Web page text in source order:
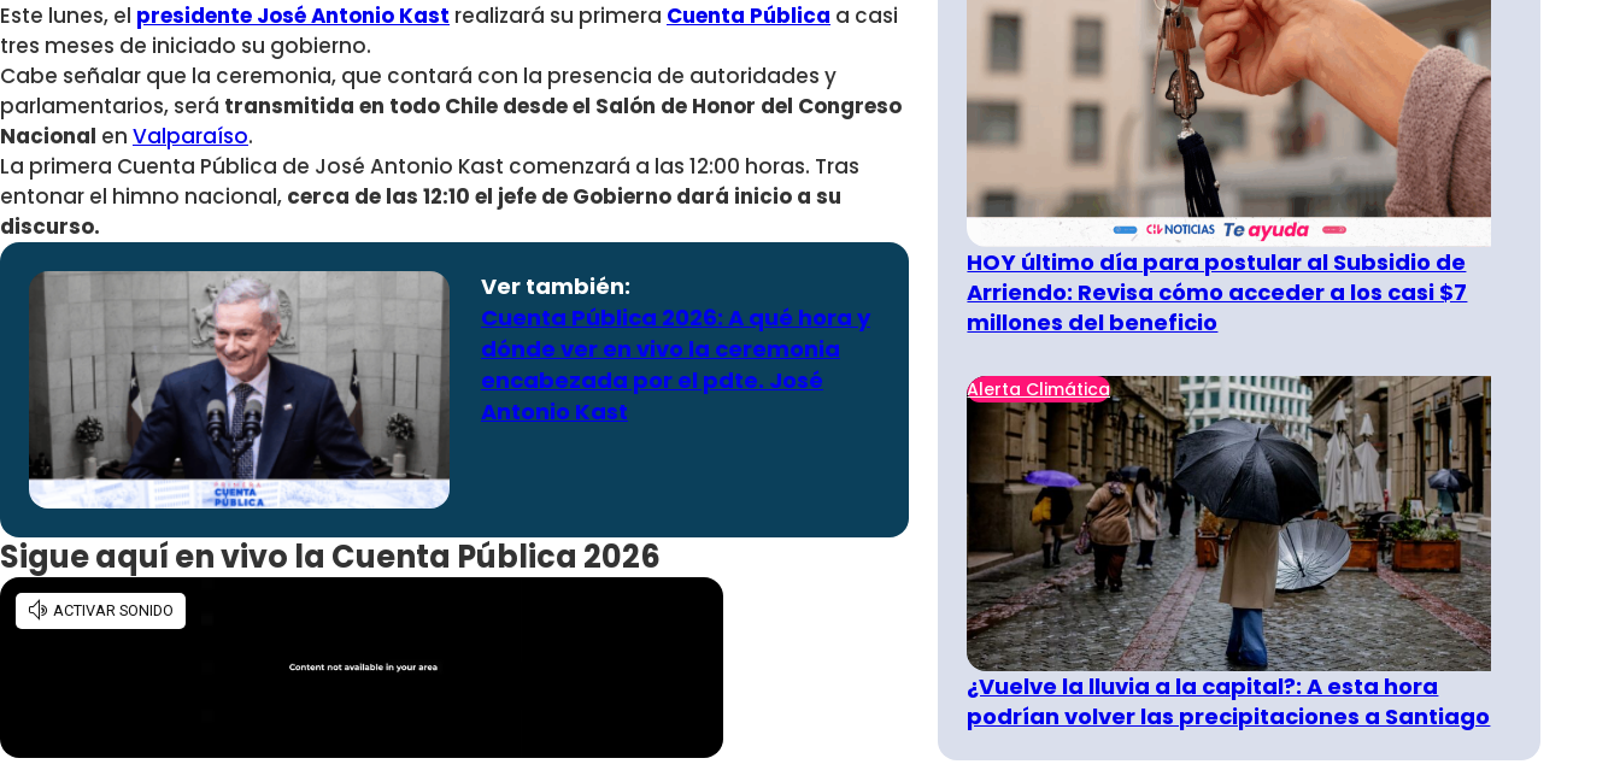
Este lunes, el presidente José Antonio Kast realizará su primera Cuenta Pública a casi
tres meses de iniciado su gobierno.
Cabe señalar que la ceremonia, que contará con la presencia de autoridades y
parlamentarios, será transmitida en todo Chile desde el Salón de Honor del Congreso
Nacional en Valparaíso.
La primera Cuenta Pública de José Antonio Kast comenzará a las 12:00 horas. Tras
entonar el himno nacional, cerca de las 12:10 el jefe de Gobierno dará inicio a su
discurso.
Ver también:
Cuenta Pública 2026: A qué hora y
dónde ver en vivo la ceremonia
encabezada por el pdte. José
Antonio Kast
Sigue aquí en vivo la Cuenta Pública 2026
HOY último día para postular al Subsidio de
Arriendo: Revisa cómo acceder a los casi $7
millones del beneficio
Alerta Climática
¿Vuelve la lluvia a la capital?: A esta hora
podrían volver las precipitaciones a Santiago